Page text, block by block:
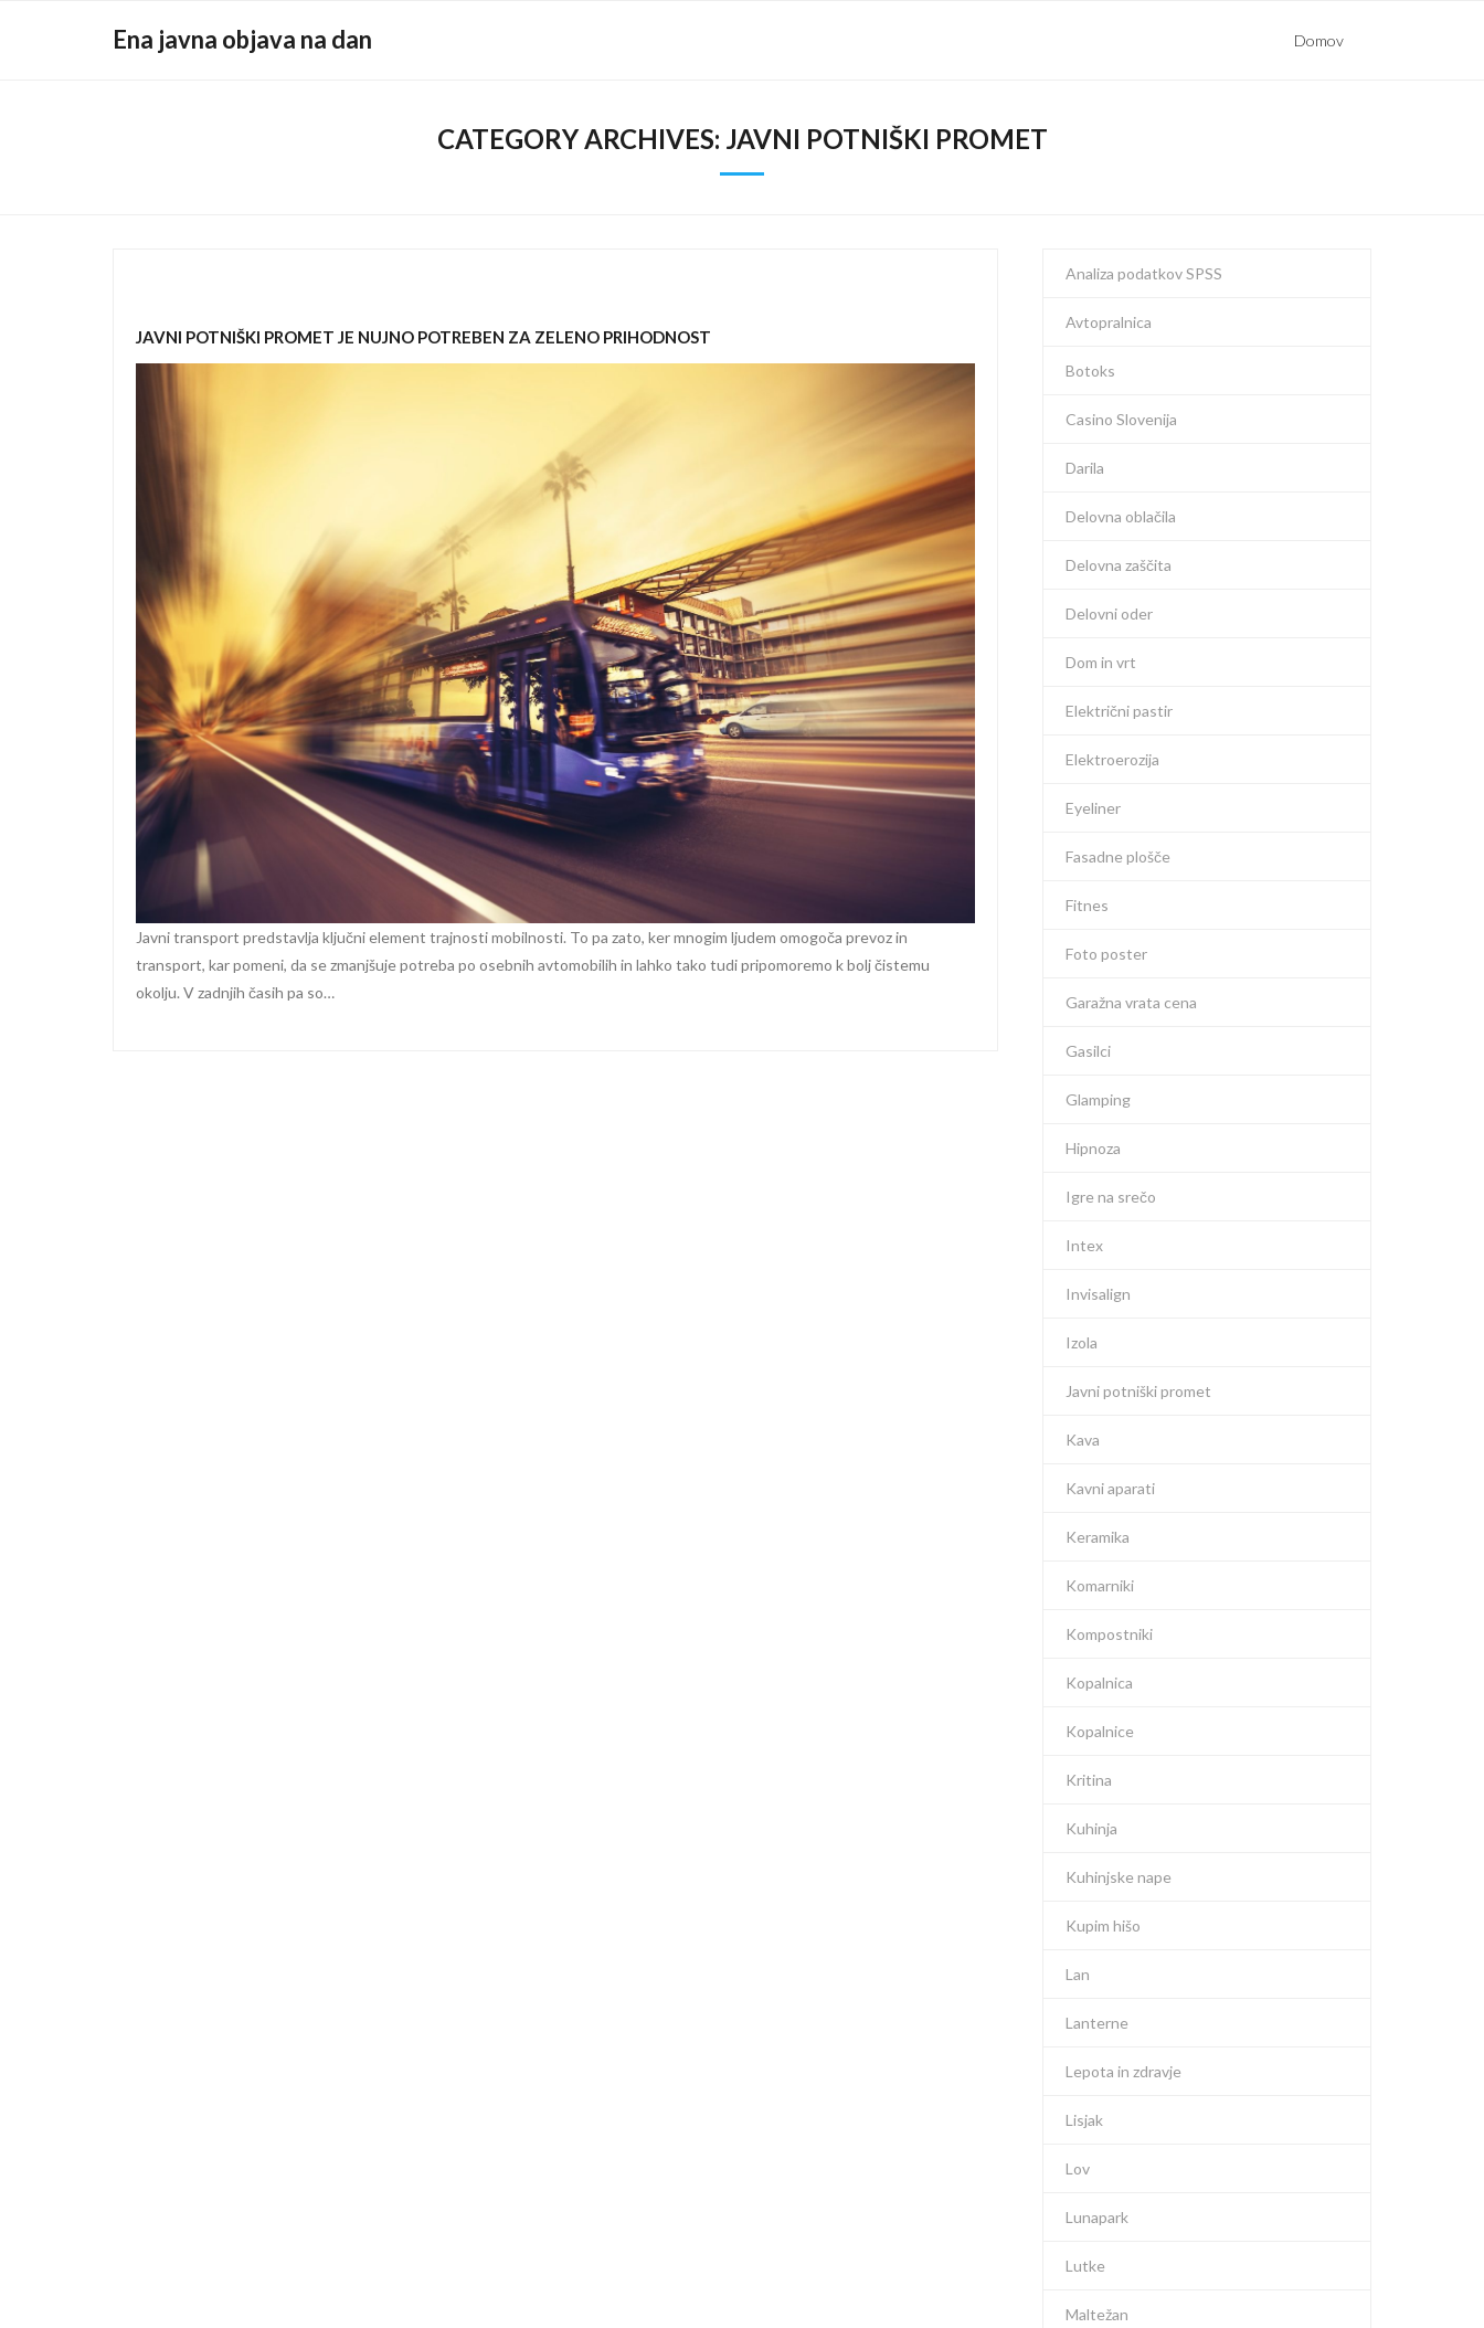
Ena javna objava na dan Domov
CATEGORY ARCHIVES: JAVNI POTNIŠKI PROMET
JAVNI POTNIŠKI PROMET JE NUJNO POTREBEN ZA ZELENO PRIHODNOST
Javni transport predstavlja ključni element trajnosti mobilnosti. To pa zato, ker mnogim ljudem omogoča prevoz in
transport, kar pomeni, da se zmanjšuje potreba po osebnih avtomobilih in lahko tako tudi pripomoremo k bolj čistemu
okolju. V zadnjih časih pa so…
Analiza podatkov SPSS
Avtopralnica
Botoks
Casino Slovenija
Darila
Delovna oblačila
Delovna zaščita
Delovni oder
Dom in vrt
Električni pastir
Elektroerozija
Eyeliner
Fasadne plošče
Fitnes
Foto poster
Garažna vrata cena
Gasilci
Glamping
Hipnoza
Igre na srečo
Intex
Invisalign
Izola
Javni potniški promet
Kava
Kavni aparati
Keramika
Komarniki
Kompostniki
Kopalnica
Kopalnice
Kritina
Kuhinja
Kuhinjske nape
Kupim hišo
Lan
Lanterne
Lepota in zdravje
Lisjak
Lov
Lunapark
Lutke
Maltežan